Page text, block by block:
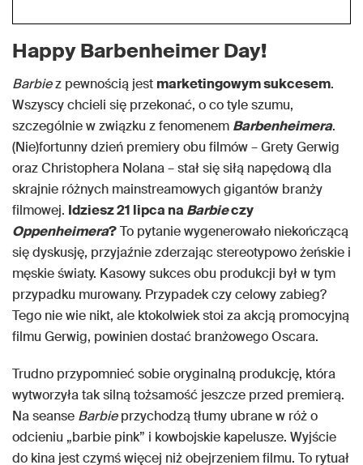
Happy Barbenheimer Day!
Barbiez pewnością jest marketingowym sukcesem.
Wszyscy chcieli się przekonać, o co tyle szumu,
szczególnie w związku z fenomenem Barbenheimera.
(Nie)fortunny dzień premiery obu filmów – Grety Gerwig
oraz Christophera Nolana – stał się siłą napędową dla
skrajnie różnych mainstreamowych gigantów branży
filmowej. Idziesz 21 lipca na Barbieczy
Oppenheimera?To pytanie wygenerowało niekończącą
się dyskusję, przyjaźnie zderzając stereotypowo żeńskie i
męskie światy. Kasowy sukces obu produkcji był w tym
przypadku murowany. Przypadek czy celowy zabieg?
Tego nie wie nikt, ale ktokolwiek stoi za akcją promocyjną
filmu Gerwig, powinien dostać branżowego Oscara.
Trudno przypomnieć sobie oryginalną produkcję, która
wytworzyła tak silną tożsamość jeszcze przed premierą.
Na seanse Barbieprzychodzą tłumy ubrane w róż o
odcieniu „barbie pink” i kowbojskie kapelusze. Wyjście
do kina jest czymś więcej niż obejrzeniem filmu. To rytuał